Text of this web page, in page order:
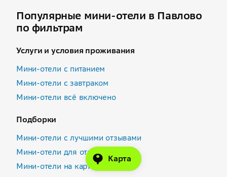
Популярные мини-отели в Павлово
по фильтрам
Услуги и условия проживания
Мини-отели с питанием
Мини-отели с завтраком
Мини-отели всё включено
Подборки
Мини-отели с лучшими отзывами
Мини-отели для отдыха
Мини-отели на карте
Карта